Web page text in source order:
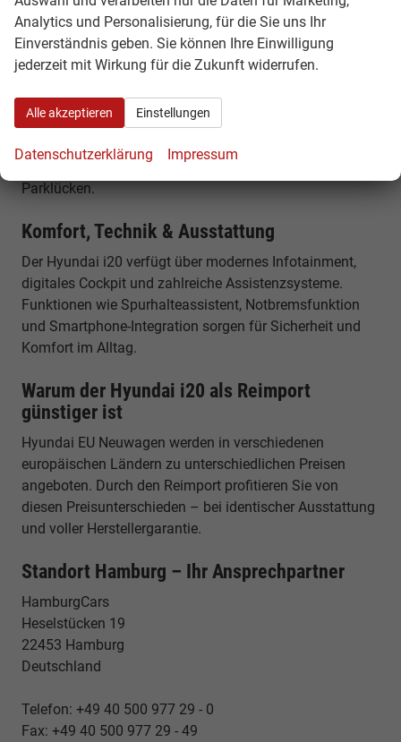
Sportliche Top-Version mit hoher Leistung und
dynamischem Fahrverhalten.
Platzangebot & Alltagstauglichkeit
Der Hyundai i20 bietet ein Kofferraumvolumen von etwa
352 Litern und ausreichend Platz für Alltag und
Reisen.Mit einer Länge von rund 4,05 Metern bleibt er
kompakt und ideal für den Stadtverkehr sowie enge
Parklücken.
Komfort, Technik & Ausstattung
Der Hyundai i20 verfügt über modernes Infotainment,
digitales Cockpit und zahlreiche Assistenzsysteme.
Funktionen wie Spurhalteassistent, Notbremsfunktion
und Smartphone-Integration sorgen für Sicherheit und
Komfort im Alltag.
Warum der Hyundai i20 als Reimport
günstiger ist
Hyundai EU Neuwagen werden in verschiedenen
europäischen Ländern zu unterschiedlichen Preisen
angeboten. Durch den Reimport profitieren Sie von
diesen Preisunterschieden – bei identischer Ausstattung
und voller Herstellergarantie.
Standort Hamburg – Ihr Ansprechpartner
HamburgCars
Heselstücken 19
22453 Hamburg
Deutschland
Telefon: +49 40 500 977 29 - 0
Fax: +49 40 500 977 29 - 49
Analytics und Personalisierung, für die Sie uns Ihr
Einverständnis geben. Sie können Ihre Einwilligung
jederzeit mit Wirkung für die Zukunft widerrufen.
Alle akzeptieren Einstellungen
Datenschutzerklärung Impressum